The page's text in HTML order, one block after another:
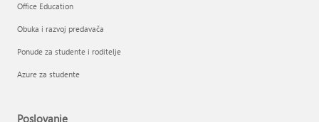
Office Education
Obuka i razvoj predavača
Ponude za studente i roditelje
Azure za studente
Poslovanje